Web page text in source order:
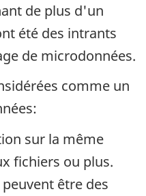
de plus d'un
été des intrants
de microdonnées.
comme un
sur la même
fichiers ou plus.
être des